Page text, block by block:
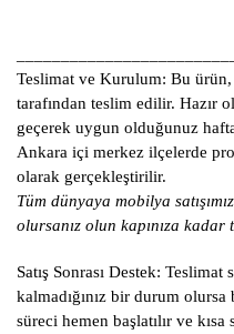
Teslimat ve Kurulum: Bu ürün,
tarafından teslim edilir. Hazır
geçerek uygun olduğunuz
Ankara içi merkez ilçelerde
olarak gerçekleştirilir.
Tüm dünyaya mobilya
olursanız olun kapınıza kadar
Satış Sonrası Destek: Teslimat
kalmadığınız bir durum
süreci hemen başlatılır ve